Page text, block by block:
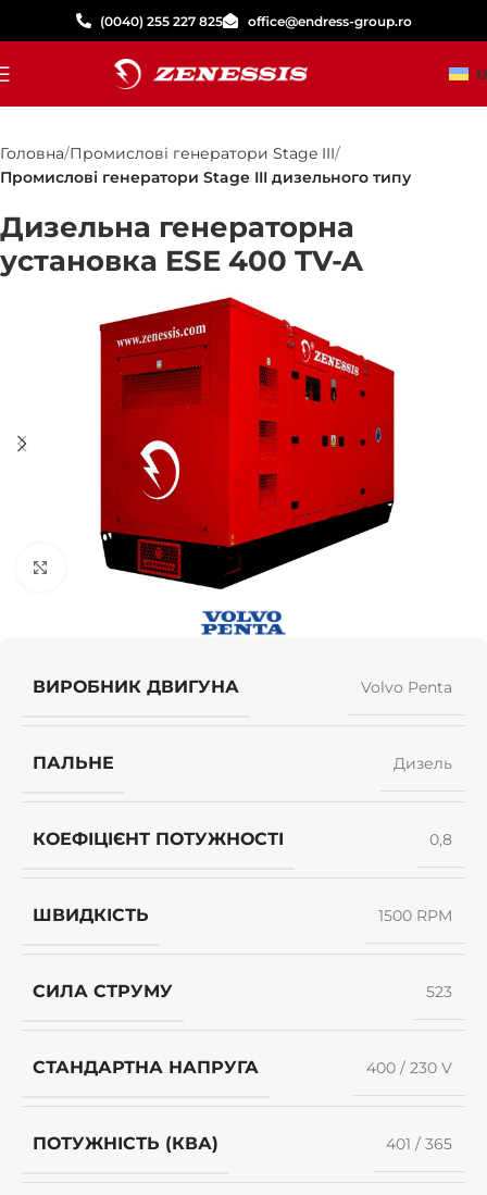
(0040) 255 227 825 office@endress-group.ro
Головна Промислові генератори Stage III
Промислові генератори Stage III дизельного типу
Дизельна генераторна
установка ESE 400 TV-A
Клацніть, щоб збільшити
ВИРОБНИК ДВИГУНА Volvo Penta
ПАЛЬНЕ Дизель
КОЕФІЦІЄНТ ПОТУЖНОСТІ 0,8
ШВИДКІСТЬ 1500 RPM
СИЛА СТРУМУ 523
СТАНДАРТНА НАПРУГА 400 / 230 V
ПОТУЖНІСТЬ (КВА) 401 / 365